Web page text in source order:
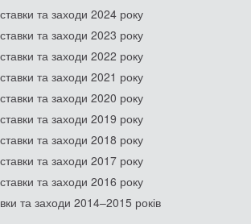
та заходи 2024 року
та заходи 2023 року
та заходи 2022 року
та заходи 2021 року
та заходи 2020 року
та заходи 2019 року
та заходи 2018 року
та заходи 2017 року
та заходи 2016 року
та заходи 2014–2015 років